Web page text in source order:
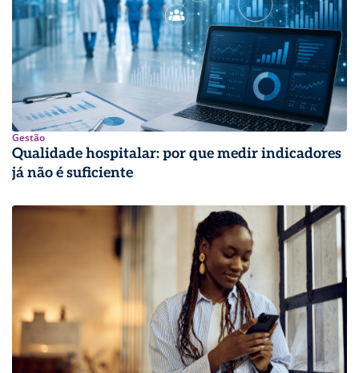
Gestão
Qualidade hospitalar: por que medir indicadores
já não é suficiente